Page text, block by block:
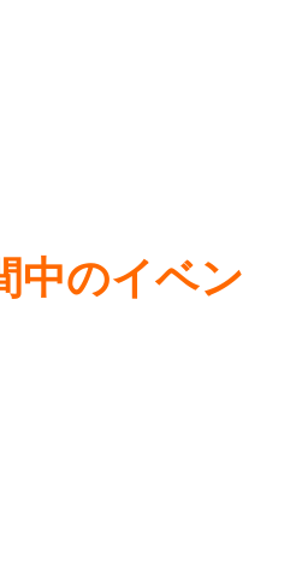
中のイベン